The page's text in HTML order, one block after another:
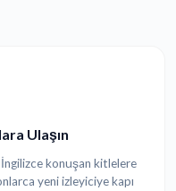
Ulaşın
konuşan kitlelere
yeni izleyiciye kapı